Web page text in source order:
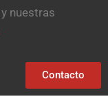
y nuestras
Contacto